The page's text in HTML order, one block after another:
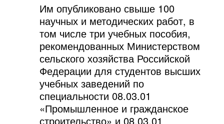
Им опубликовано свыше 100
научных и методических работ, в
том числе три учебных пособия,
рекомендованных Министерством
сельского хозяйства Российской
Федерации для студентов высших
учебных заведений по
специальности 08.03.01
«Промышленное и гражданское
строительство» и 08.03.01